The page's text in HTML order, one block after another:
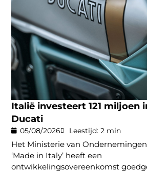
Italië investeert 121 miljoen
Ducati
05/08/2026 Leestijd: 2 min
Het Ministerie van
‘Made in Italy’ heeft een
ontwikkelingsovereenkomst